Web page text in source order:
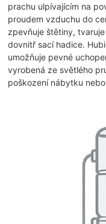
prachu ulpívajícím na
proudem vzduchu do
zpevňuje štětiny,
dovnitř sací hadice.
umožňuje pevné
vyrobená ze světlého
poškození nábytku